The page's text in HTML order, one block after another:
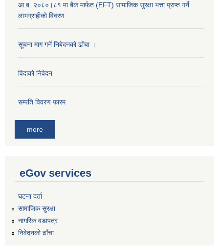
आ.ब. २०८०।८१ मा बैकं मार्फत (EFT) सामाजिक सुरक्षा भत्ता प्राप्त गर्ने
लाभग्राहीको विवरण
सूचना माग गर्ने निबेदनको ढाँचा ।
विदाको निवेदन
सम्पति विवरण फारम
more
eGov services
घटना दर्ता
सामाजिक सुरक्षा
नागरिक वडापत्र
निवेदनको ढाँचा